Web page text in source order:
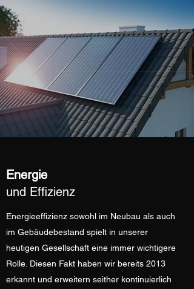
Energie
und Effizienz
Energieeffizienz sowohl im Neubau als auch
im Gebäudebestand spielt in unserer
heutigen Gesellschaft eine immer wichtigere
Rolle. Diesen Fakt haben wir bereits 2013
erkannt und erweitern seither kontinuierlich